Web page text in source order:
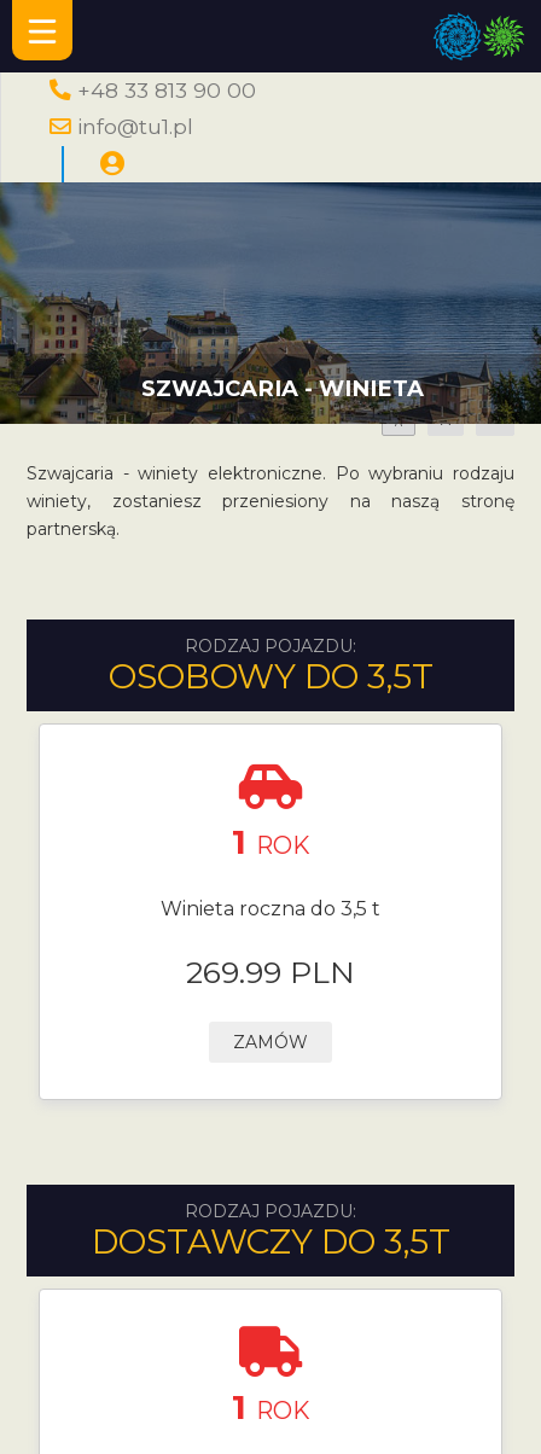
+48 33 813 90 00
info@tu1.pl
SZWAJCARIA - WINIETA
A A A
Szwajcaria - winiety elektroniczne. Po wybraniu rodzaju
winiety, zostaniesz przeniesiony na naszą stronę
partnerską.
RODZAJ POJAZDU:
OSOBOWY DO 3,5T
1 ROK
Winieta roczna do 3,5 t
269.99 PLN
ZAMÓW
RODZAJ POJAZDU:
DOSTAWCZY DO 3,5T
1 ROK